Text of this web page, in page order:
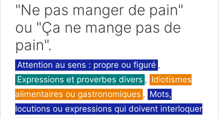
"Ne pas manger de pain"
ou "Ça ne mange pas de
pain".
Catégories
Attention au sens : propre ou figuré ,
Expressions et proverbes divers , Idiotismes
alimentaires ou gastronomiques , Mots,
locutions ou expressions qui doivent interloquer